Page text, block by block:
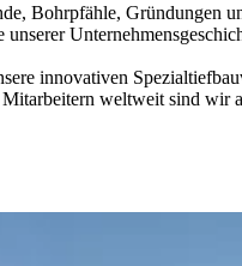
Bohrpfähle, Gründungen
innovativen
weltweit sind wir